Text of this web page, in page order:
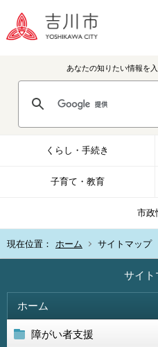
あなたの知りたい情報を
くらし・手続き
子育て・教育
市政
現在位置： ホーム サイトマップ
サイト
ホーム
障がい者支援